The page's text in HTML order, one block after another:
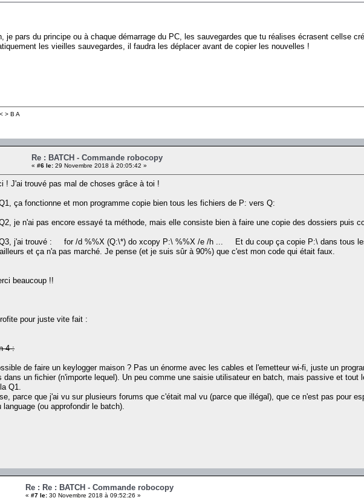
je pars du principe ou à chaque démarrage du PC, les sauvegardes que tu réalises écrasent cellse
les vieilles sauvegardes, il faudra les déplacer avant de copier les nouvelles !
> B A
Re : BATCH - Commande robocopy
« #6 le: 29 Novembre 2018 à 20:05:42 »
! J'ai trouvé pas mal de choses grâce à toi !
ça fonctionne et mon programme copie bien tous les fichiers de P: vers Q:
je n'ai pas encore essayé ta méthode, mais elle consiste bien à faire une copie des dossiers puis
j'ai trouvé : for /d %%X (Q:\*) do xcopy P:\ %%X /e /h ... Et du coup ça copie P:\ dans tous
et ça n'a pas marché. Je pense (et je suis sûr à 90%) que c'est mon code qui était faux.
beaucoup !!
pour juste vite fait :
4 :
de faire un keylogger maison ? Pas un énorme avec les cables et l'emetteur wi-fi, juste un
dans un fichier (n'importe lequel). Un peu comme une saisie utilisateur en batch, mais passive et tout
Q1.
parce que j'ai vu sur plusieurs forums que c'était mal vu (parce que illégal), que ce n'est pas pour
language (ou approfondir le batch).
Re : Re : BATCH - Commande robocopy
« #7 le: 30 Novembre 2018 à 09:52:26 »